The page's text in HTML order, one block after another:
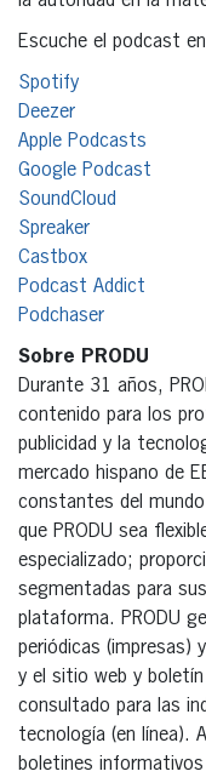
Escuche el podcast
Spotify
Deezer
Apple Podcasts
Google Podcast
SoundCloud
Spreaker
Castbox
Podcast Addict
Podchaser
Sobre PRODU
Durante 31 años,
contenido para los
publicidad y la
mercado hispano de
constantes del
que PRODU sea
especializado;
segmentadas para
plataforma. PRODU
periódicas (impresas)
y el sitio web y
consultado para las
tecnología (en línea).
boletines